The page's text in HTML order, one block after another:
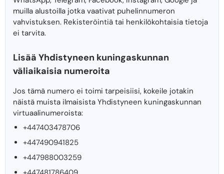
muilla alustoilla jotka vaativat puhelinnumeron
vahvistuksen. Rekisteröintiä tai henkilökohtaisia ​​tietoja
ei tarvita.
Lisää Yhdistyneen kuningaskunnan
väliaikaisia ​​numeroita
Jos tämä numero ei toimi tarpeisiisi, kokeile jotakin
näistä muista ilmaisista Yhdistyneen kuningaskunnan
virtuaalinumeroista:
+447403478706
+447490941825
+447988003259